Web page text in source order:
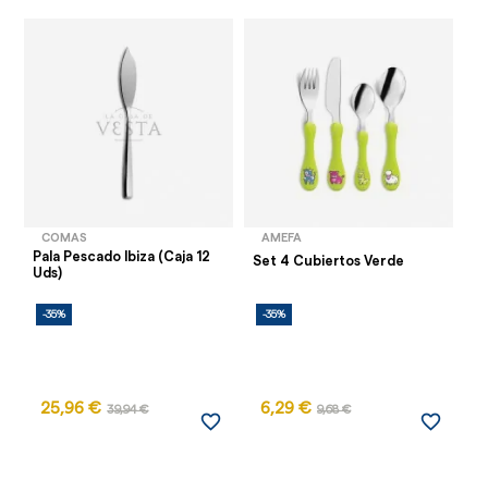
COMAS
Pala Pescado Ibiza (Caja 12
Uds)
-35%
25,96 € 39,94 €
favorite_border
AMEFA
Set 4 Cubiertos Verde
-35%
6,29 € 9,68 €
favorite_border